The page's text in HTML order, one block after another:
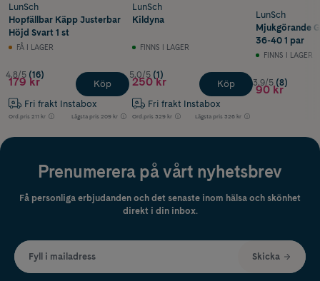
LunSch
Hopfällbar Käpp Justerbar
Höjd Svart 1 st
FÅ I LAGER
4.8/5 (16)
179 kr
Fri frakt Instabox
Ord.pris 211 kr Lägsta pris 209 kr
Köp
LunSch
Kildyna
FINNS I LAGER
5.0/5 (1)
250 kr
Fri frakt Instabox
Ord.pris 329 kr Lägsta pris 326 kr
Köp
LunSch
Mjukgörande
36-40 1 par
FINNS I LAGER
3.9/5 (8)
90 kr
Prenumerera på vårt nyhetsbrev
Få personliga erbjudanden och det senaste inom hälsa och skönhet
direkt i din inbox.
Fyll i mailadress Skicka